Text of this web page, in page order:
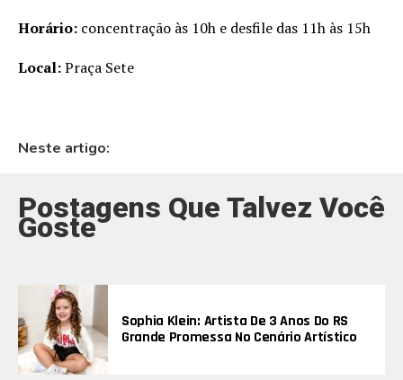
Horário: concentração às 10h e desfile das 11h às 15h
Local:Praça Sete
Neste artigo:
Postagens Que Talvez Você
Goste
Sophia Klein: Artista De 3 Anos Do RS
Grande Promessa No Cenário Artístico